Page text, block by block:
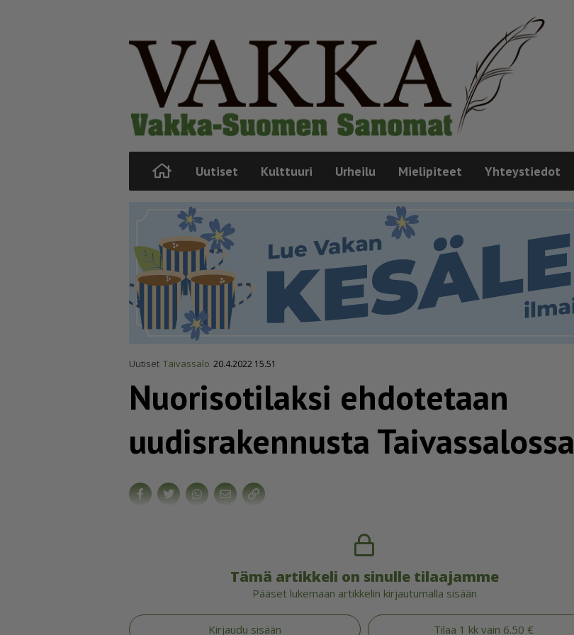
Uutiset Kulttuuri Urheilu Mielipiteet Yhteystiedot
Uutiset Taivassalo 20.4.2022 15.51
Nuorisotilaksi ehdotetaan
uudis­ra­ken­nusta Taivassalossa
Tämä artikkeli on sinulle tilaajamme
Pääset lukemaan artikkelin kirjautumalla sisään
Kirjaudu sisään Tilaa 1 kk vain 6.50 €